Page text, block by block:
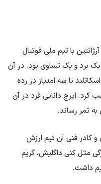
تیم ملی اسکاتلند در جام جهانی 1978 آرژانتین با تیم ملی فوتبال
یک برد و یک تساوی بود. در آن
با سه امتیاز در رده
کرد. ایرج دانایی فرد در آن
به ثمر رساند.
و کادر فنی آن تیم ارزش
مثل کنی داگلیش، گریم
داشت.